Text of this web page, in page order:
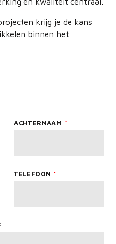
en kwaliteit centraal.
krijg je de kans
binnen het
ACHTERNAAM
TELEFOON